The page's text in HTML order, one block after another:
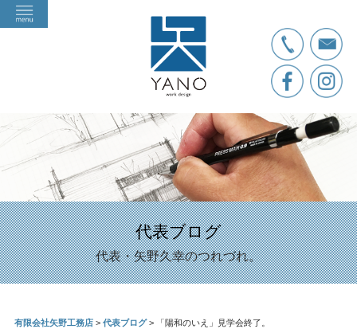
代表ブログ
代表・矢野久幸のつれづれ。
有限会社矢野工務店> 代表ブログ> 「陽和のいえ」見学会終了。